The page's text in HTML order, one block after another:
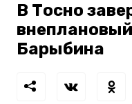
В Тосно
Барыбина